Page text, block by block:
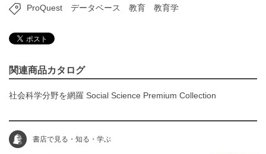
ProQuest データベース 教育 教育学
関連商品カタログ
社会科学分野を網羅 Social Science Premium Collection
書店で見る・知る・学ぶ